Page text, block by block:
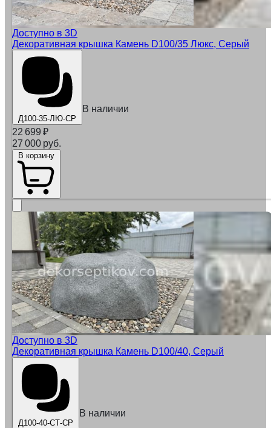
Доступно в 3D
Декоративная крышка Камень D100/35 Люкс, Серый
Д100-35-ЛЮ-СР
В наличии
22 699 ₽
27 000 руб.
Доступно в 3D
Декоративная крышка Камень D100/40, Серый
Д100-40-СТ-СР
В наличии